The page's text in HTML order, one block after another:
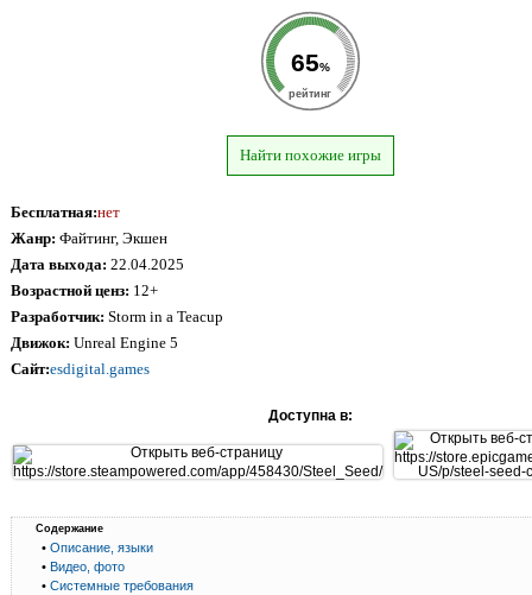
65%
рейтинг
Найти похожие игры
Бесплатная:нет
Жанр: Файтинг, Экшен
Дата выхода: 22.04.2025
Возрастной ценз: 12+
Разработчик: Storm in a Teacup
Движок: Unreal Engine 5
Сайт:esdigital.games
Доступна в:
Содержание
•Описание, языки
•Видео, фото
•Системные требования